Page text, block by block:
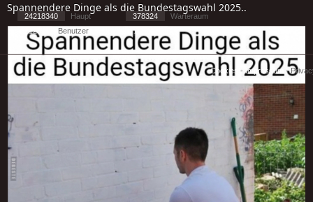
Spannendere Dinge als die Bundestagswahl 2025..
24218340 Haupt 378324
Warteraum
21281
Benutzer [ 1 ] - ( 1.86 )
Cookies - Impressum -